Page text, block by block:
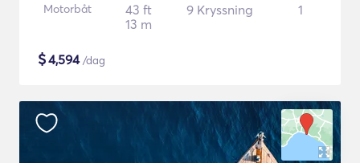
Motorbåt
43 ft
13 m
9 Kryssning 1
$4,594/dag